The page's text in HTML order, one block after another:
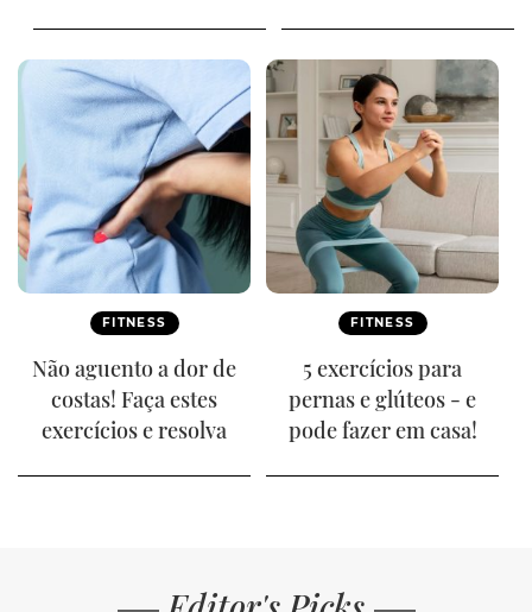
FITNESS
Não aguento a dor de
costas! Faça estes
exercícios e resolva
FITNESS
5 exercícios para
pernas e glúteos - e
pode fazer em casa!